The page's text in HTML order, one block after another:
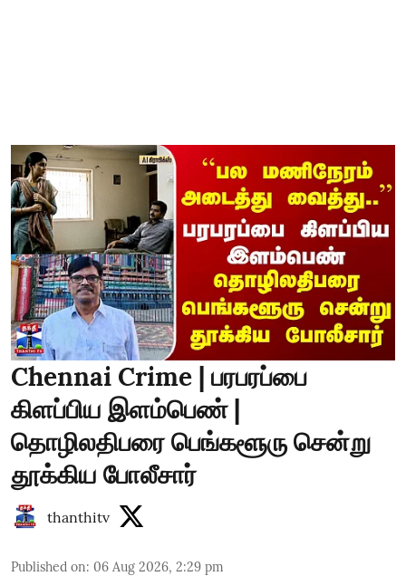
Chennai Crime | பரபரப்பை
கிளப்பிய இளம்பெண் |
தொழிலதிபரை பெங்களூரு சென்று
தூக்கிய போலீசார்
thanthitv
Published on: 06 Aug 2026, 2:29 pm